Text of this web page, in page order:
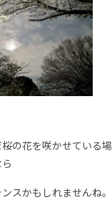
の花を咲かせている
スかもしれませんね。